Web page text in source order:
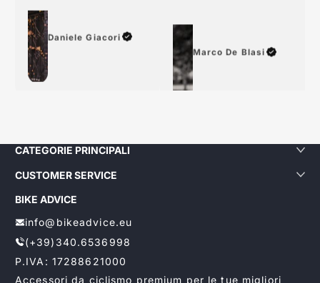
Daniele Giacori
Marco De Blasi
CATEGORIE PRINCIPALI
CUSTOMER SERVICE
BIKE ADVICE
info@bikeadvice.eu
(+39)340.6536998
P.IVA: 17288621000
Accessori da ciclismo premium per le tue migliori